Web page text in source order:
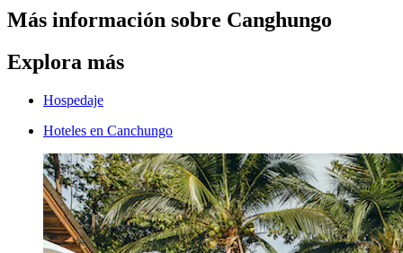
Más información sobre Canghungo
Explora más
Hospedaje
Hoteles en Canchungo